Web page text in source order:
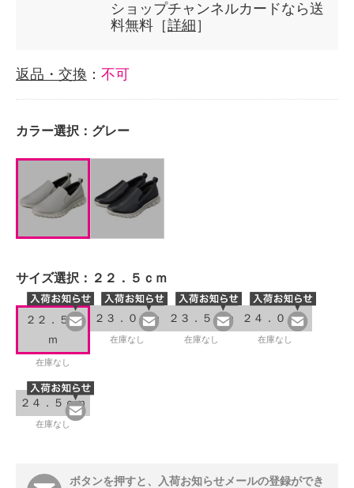
ショップチャンネルカードなら送
料無料［詳細 ］
返品・交換 ： 不可
カラー選択： グレー
サイズ選択： ２２．５ｃｍ
２２．５ｃ
ｍ
在庫なし
２３．０ｃｍ
在庫なし
２３．５ｃｍ
在庫なし
２４．０ｃｍ
在庫なし
２４．５ｃｍ
在庫なし
ボタンを押すと、入荷お知らせメールの登録ができ